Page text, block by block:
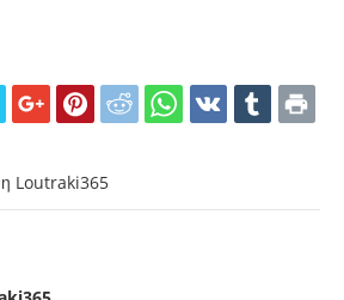
Loutraki365